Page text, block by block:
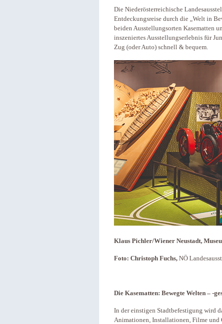
Die Niederösterreichische
Entdeckungsreise durch die „Welt in
beiden Ausstellungsorten Kasematten
inszeniertes Ausstellungserlebnis für
Zug (oder Auto) schnell & bequem.
Klaus Pichler/Wiener Neustadt,
Foto: Christoph Fuchs, NÖ
Die Kasematten: Bewegte Welten – -
In der einstigen Stadtbefestigung wird
Animationen, Installationen, Filme und